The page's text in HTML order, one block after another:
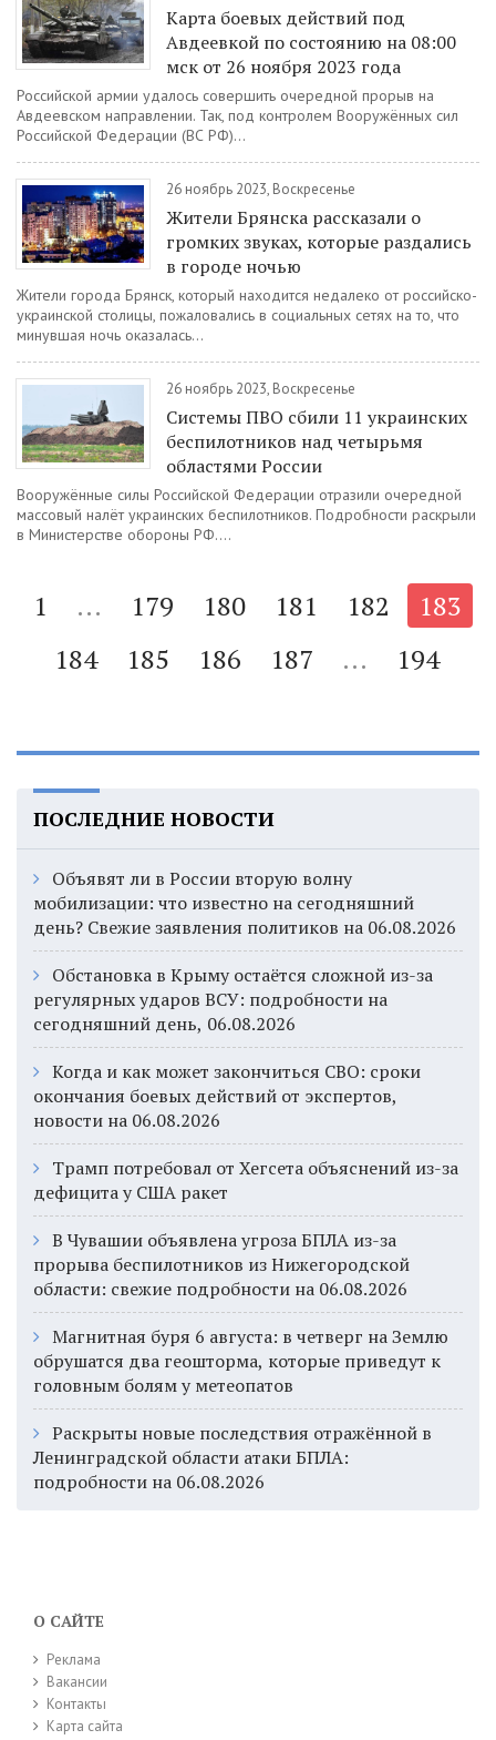
Карта боевых действий под
Авдеевкой по состоянию на 08:00
мск от 26 ноября 2023 года
Российской армии удалось совершить очередной прорыв на
Авдеевском направлении. Так, под контролем Вооружённых сил
Российской Федерации (ВС РФ)...
26 ноябрь 2023, Воскресенье
Жители Брянска рассказали о
громких звуках, которые раздались
в городе ночью
Жители города Брянск, который находится недалеко от российско-
украинской столицы, пожаловались в социальных сетях на то, что
минувшая ночь оказалась...
26 ноябрь 2023, Воскресенье
Системы ПВО сбили 11 украинских
беспилотников над четырьмя
областями России
Вооружённые силы Российской Федерации отразили очередной
массовый налёт украинских беспилотников. Подробности раскрыли
в Министерстве обороны РФ....
1 ... 179 180 181 182
183
184
185 186 187 ... 194
ПОСЛЕДНИЕ НОВОСТИ
Объявят ли в России вторую волну
мобилизации: что известно на сегодняшний
день? Свежие заявления политиков на 06.08.2026
Обстановка в Крыму остаётся сложной из-за
регулярных ударов ВСУ: подробности на
сегодняшний день, 06.08.2026
Когда и как может закончиться СВО: сроки
окончания боевых действий от экспертов,
новости на 06.08.2026
Трамп потребовал от Хегсета объяснений из-за
дефицита у США ракет
В Чувашии объявлена угроза БПЛА из-за
прорыва беспилотников из Нижегородской
области: свежие подробности на 06.08.2026
Магнитная буря 6 августа: в четверг на Землю
обрушатся два геошторма, которые приведут к
головным болям у метеопатов
Раскрыты новые последствия отражённой в
Ленинградской области атаки БПЛА:
подробности на 06.08.2026
О САЙТЕ
Реклама
Вакансии
Контакты
Карта сайта